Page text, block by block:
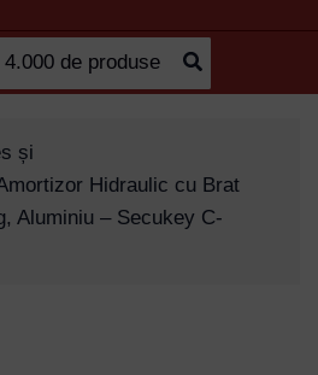
și
Hidraulic cu Brat
Aluminiu – Secukey C-